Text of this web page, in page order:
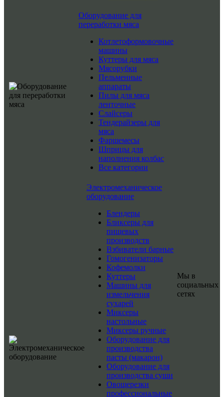
Оборудование для
переработки мяса
Котлетоформовочные
машины
Куттеры для мяса
Мясорубки
Пельменные
аппараты
Пилы для мяса
ленточные
Слайсеры
Тендерайзеры для
мяса
Фаршемесы
Шприцы для
наполнения колбас
Все категории
Электромеханическое
оборудование
Блендеры
Бликсеры для
пищевых
производств
Взбиватели барные
Гомогенизаторы
Кофемолки
Куттеры
Машины для
измельчения
сухарей
Миксеры
настольные
Миксеры ручные
Оборудование для
производства
пасты (макарон)
Оборудование для
производства суши
Овощерезки
профессиональные
Мы в
социальных
сетях